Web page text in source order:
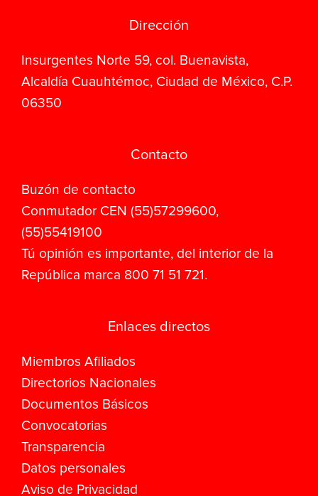
Dirección
Insurgentes Norte 59, col. Buenavista,
Alcaldía Cuauhtémoc, Ciudad de México, C.P.
06350
Contacto
Buzón de contacto
Conmutador CEN (55)57299600,
(55)55419100
Tú opinión es importante, del interior de la
República marca 800 71 51 721.
Enlaces directos
Miembros Afiliados
Directorios Nacionales
Documentos Básicos
Convocatorias
Transparencia
Datos personales
Aviso de Privacidad